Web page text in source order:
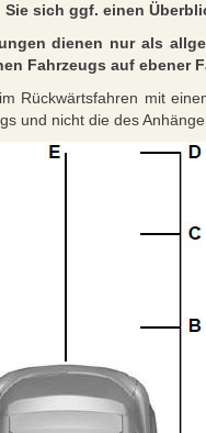
Sie sich ggf. einen
dienen nur als
Fahrzeugs auf ebener
Rückwärtsfahren mit
und nicht die des